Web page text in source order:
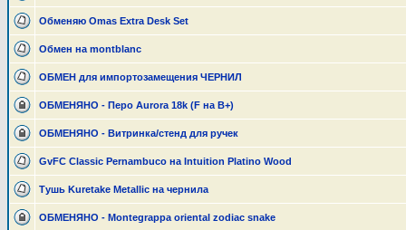
Обменяю Omas Extra Desk Set
Обмен на montblanc
ОБМЕН для импортозамещения ЧЕРНИЛ
ОБМЕНЯНО - Перо Aurora 18k (F на B+)
ОБМЕНЯНО - Витринка/стенд для ручек
GvFC Classic Pernambuco на Intuition Platino Wood
Тушь Kuretake Metallic на чернила
ОБМЕНЯНО - Montegrappa oriental zodiac snake